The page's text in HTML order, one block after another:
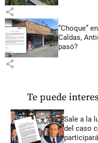
share
“Choque”
Caldas,
pasó?
share
Te puede
Sale a la
del caso